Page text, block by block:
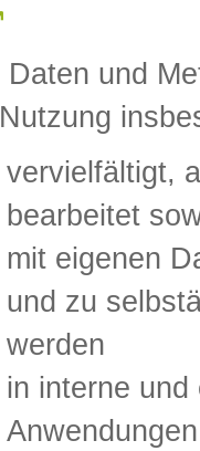
und
vervielfältigt,
bearbeitet
mit eigenen
und zu
werden
in interne